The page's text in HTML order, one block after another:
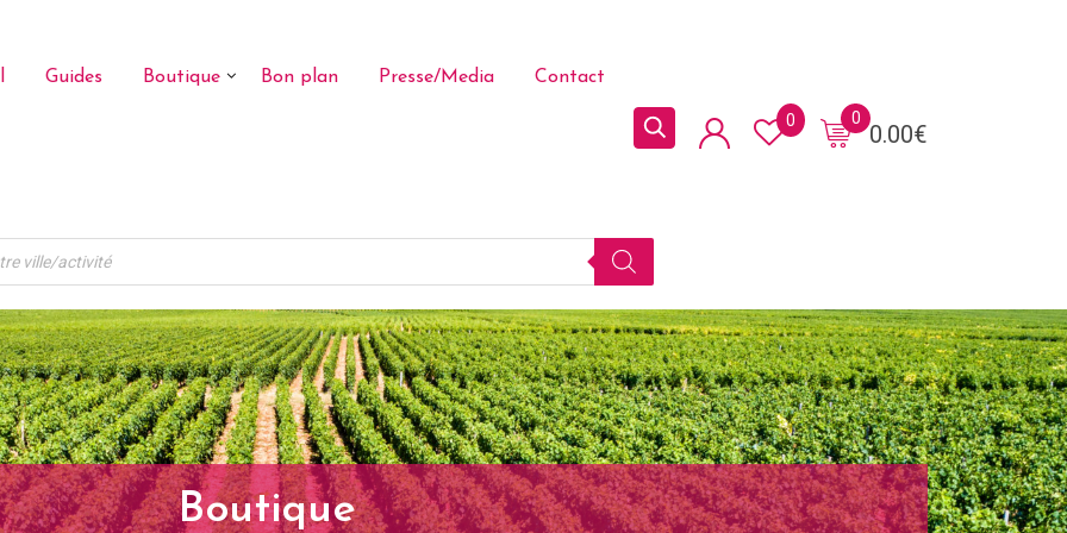
Guides Boutique Bon plan Presse/Media Contact
0.00€
0
0
Boutique